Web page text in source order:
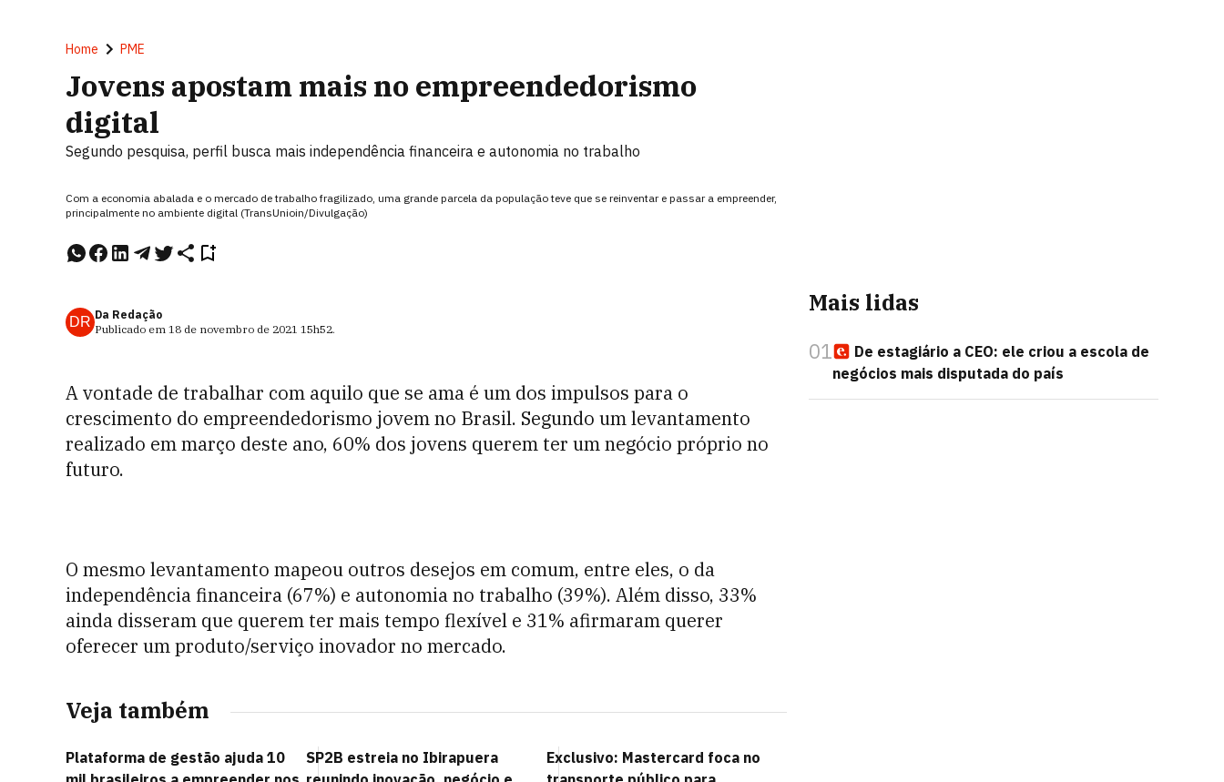
Home PME
Jovens apostam mais no empreendedorismo
digital
Segundo pesquisa, perfil busca mais independência financeira e autonomia no trabalho
Com a economia abalada e o mercado de trabalho fragilizado, uma grande parcela da população teve que se reinventar e passar a empreender,
principalmente no ambiente digital (TransUnioin/Divulgação)
DR Da Redação
Publicado em 18 de novembro de 2021 15h52.
A vontade de trabalhar com aquilo que se ama é um dos impulsos para o
crescimento do empreendedorismo jovem no Brasil. Segundo um levantamento
realizado em março deste ano, 60% dos jovens querem ter um negócio próprio no
futuro.
O mesmo levantamento mapeou outros desejos em comum, entre eles, o da
independência financeira (67%) e autonomia no trabalho (39%). Além disso, 33%
ainda disseram que querem ter mais tempo flexível e 31% afirmaram querer
oferecer um produto/serviço inovador no mercado.
Veja também
Plataforma de gestão ajuda 10
SP2B estreia no Ibirapuera
Exclusivo: Mastercard foca no
Mais lidas
01
De estagiário a CEO: ele criou a escola de
negócios mais disputada do país